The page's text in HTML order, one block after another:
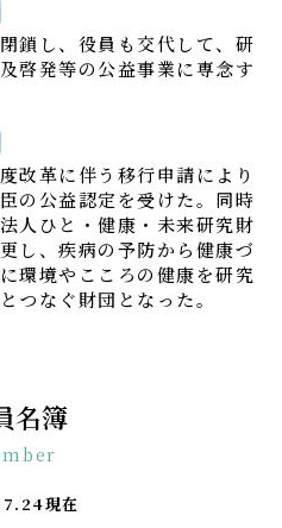
鎖し、役員も交代して、研
啓発等の公益事業に専念す
改革に伴う移行申請により
の公益認定を受けた。同時
人ひと・健康・未来研究財
し、疾病の予防から健康づ
環境やこころの健康を研究
つなぐ財団となった。
名簿
現在